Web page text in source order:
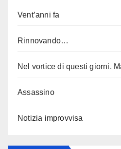
Vent’anni fa
Rinnovando…
Nel vortice di questi giorni.
Assassino
Notizia improvvisa